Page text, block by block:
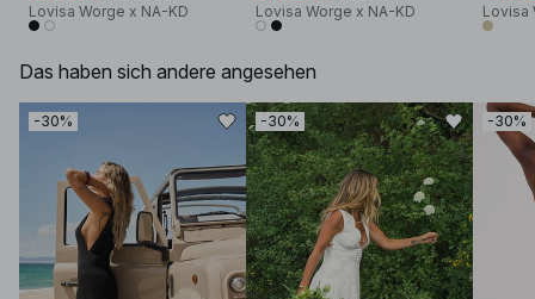
Lovisa Worge x NA-KD
Lovisa Worge x NA-KD
Lovisa
Das haben sich andere angesehen
-30% -30% -30%